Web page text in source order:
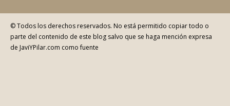
© Todos los derechos reservados. No está permitido copiar todo o
parte del contenido de este blog salvo que se haga mención expresa
de JaviYPilar.com como fuente